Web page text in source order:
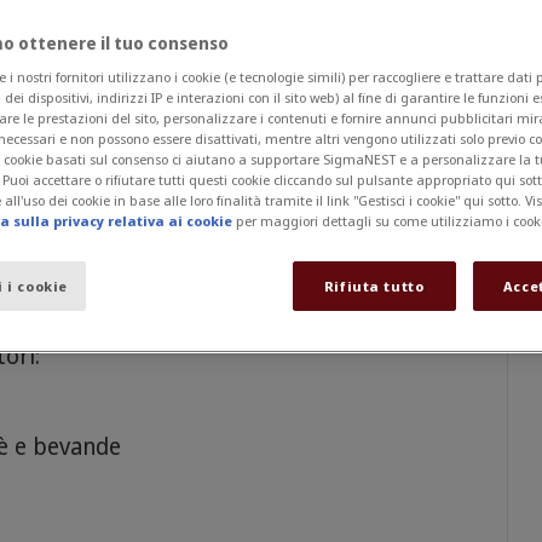
richiesti per la superficie del pezzo
aziendale è quella di soddisfare le
le loro idee ed assistendoli
dall’ideazione fino
un centinaio di dipendenti a sua
pluriennale ed un costante
con le esigenze del mercato.
e bevande
ottenere il tuo consenso
e i nostri fornitori utilizzano i cookie (e tecnologie simili) per raccogliere e trattare dati
dispositivi, indirizzi IP e interazioni con il sito web) al fine di garantire le funzioni
le prestazioni del sito, personalizzare i contenuti e fornire annunci pubblicitari
e non possono essere disattivati, mentre altri vengono utilizzati solo previo
basati sul consenso ci aiutano a supportare SigmaNEST e a personalizzare la
Puoi accettare o rifiutare tutti questi cookie cliccando sul pulsante appropriato qui
all'uso dei cookie in base alle loro finalità tramite il link "Gestisci i cookie" qui sotto.
sulla privacy relativa ai cookie per maggiori dettagli su come utilizziamo i
i cookie Rifiuta tutto